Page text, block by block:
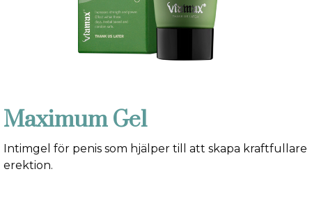
Maximum Gel
Intimgel för penis som hjälper till att skapa kraftfullare
erektion.